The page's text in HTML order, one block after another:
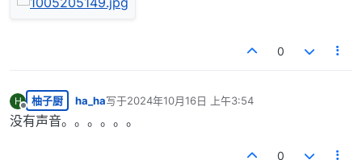
0
H
离线
柚子厨 ha_ha写于2024年10月16日 上午3:54
最后由 编辑
没有声音。。。。。。
0